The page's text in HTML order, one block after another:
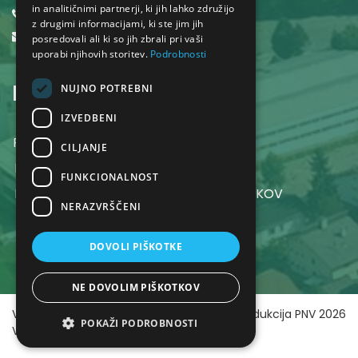
01 530 32 40
obcina@dol.si
INFORMACIJE
POGOJI UPORABE SPLETNEGA MESTA
POLITIKA ZASEBNOSTI
POLITIKA VAROVANJA OSEBNIH PODATKOV
Vse pravice pridržane ©
Visit Dol
Produkcija PNV 2026
in analitičnimi partnerji, ki jih lahko združijo
z drugimi informacijami, ki ste jim jih
posredovali ali ki so jih zbrali pri vaši
uporabi njihovih storitev. Podrobnosti
NUJNO POTREBNI
IZVEDBENI
CILJANJE
FUNKCIONALNOST
NERAZVRŠČENI
DOVOLI PIŠKOTKE
NE DOVOLIM PIŠKOTKOV
POKAŽI PODROBNOSTI